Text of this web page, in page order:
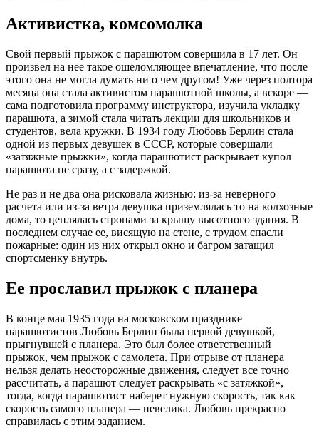
Активистка, комсомолка
Свой первый прыжок с парашютом совершила в 17 лет. Он
произвел на нее такое ошеломляющее впечатление, что после
этого она не могла думать ни о чем другом! Уже через полтора
месяца она стала активистом парашютной школы, а вскоре —
сама подготовила программу инструктора, изучила укладку
парашюта, а зимой стала читать лекции для школьников и
студентов, вела кружки. В 1934 году Любовь Берлин стала
одной из первых девушек в СССР, которые совершали
«затяжные прыжки», когда парашютист раскрывает купол
парашюта не сразу, а с задержкой.
Не раз и не два она рисковала жизнью: из-за неверного
расчета или из-за ветра девушка приземлялась то на колхозные
дома, то цеплялась стропами за крышу высотного здания. В
последнем случае ее, висящую на стене, с трудом спасли
пожарные: один из них открыл окно и багром затащил
спортсменку внутрь.
Ее прославил прыжок с планера
В конце мая 1935 года на московском празднике
парашютистов Любовь Берлин была первой девушкой,
прыгнувшей с планера. Это был более ответственный
прыжок, чем прыжок с самолета. При отрыве от планера
нельзя делать неосторожные движения, следует все точно
рассчитать, а парашют следует раскрывать «с затяжкой»,
тогда, когда парашютист наберет нужную скорость, так как
скорость самого планера — невелика. Любовь прекрасно
справилась с этим заданием.